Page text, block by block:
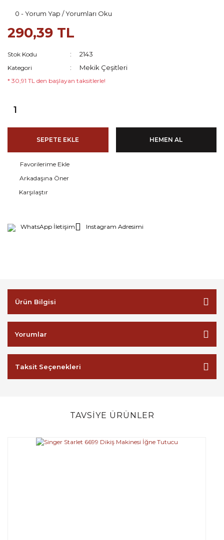
0 - Yorum Yap / Yorumları Oku
290,39 TL
Stok Kodu 2143
Kategori Mekik Çeşitleri
* 30,91 TL den başlayan taksitlerle!
SEPETE EKLE HEMEN AL
Arkadaşına Öner
Karşılaştır
WhatsApp İletişim Instagram Adresimi
Ürün Bilgisi
Yorumlar
Taksit Seçenekleri
TAVSİYE ÜRÜNLER